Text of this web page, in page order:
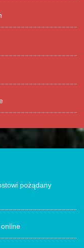
pożądany